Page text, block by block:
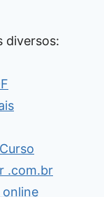
diversos:
.com.br